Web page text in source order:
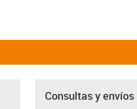
Consultas y envíos